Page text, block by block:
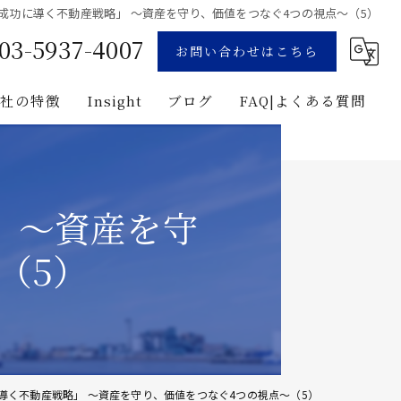
功に導く不動産戦略」 〜資産を守り、価値をつなぐ4つの視点〜（5）
03-5937-4007 お問い合わせはこちら
の特徴
ロジェクト・マネジメント
Insight ブログ FAQ|よくある質問
〜資産を守
5）
く不動産戦略」 〜資産を守り、価値をつなぐ4つの視点〜（5）